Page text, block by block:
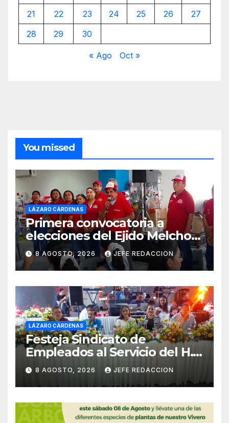
21
22 23 24 25 26
27
28
29 30
« Ago Oct »
You missed
LÁZARO CÁRDENAS
Primera convocatoria a
elecciones del Ejido Melchor
Ocampo en Lázaro Cárdenas
el domingo
8 AGOSTO, 2026 JEFE REDACCION
LÁZARO CÁRDENAS
Festeja Sindicato de
Empleados al Servicio del H.
Ayuntamiento de LZC Día del
Empleado Municipal
8 AGOSTO, 2026 JEFE REDACCION